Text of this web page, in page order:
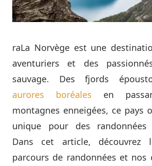
raLa Norvège est une
aventuriers et des
sauvage. Des fjords
aurores boréales en
montagnes enneigées, ce pays
unique pour des randonnées
Dans cet article, découvrez
parcours de randonnées et nos